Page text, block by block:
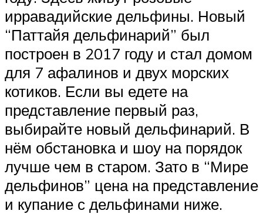
ирравадийские дельфины. Новый
“Паттайя дельфинарий” был
построен в 2017 году и стал домом
для 7 афалинов и двух морских
котиков. Если вы едете на
представление первый раз,
выбирайте новый дельфинарий. В
нём обстановка и шоу на порядок
лучше чем в старом. Зато в “Мире
дельфинов” цена на представление
и купание с дельфинами ниже.